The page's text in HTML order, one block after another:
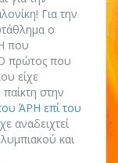
Για την
ο
που
Ο πρώτος που
είχε
στην
ΆΡΗ επί του
αναδειχτεί
και